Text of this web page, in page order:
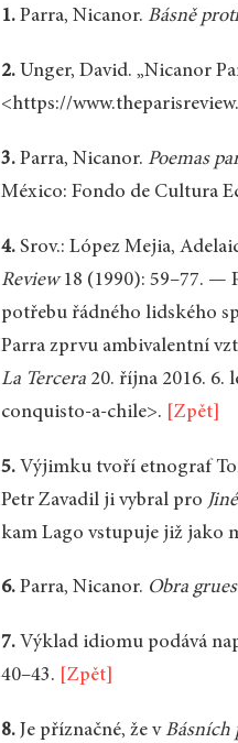
1. Parra, Nicanor.Básně
2. Unger, David. „Nicanor
<https://
3. Parra, Nicanor. Poemas
México: Fondo de Cultura
4. Srov.: López Mejia,
Review18 (1990): 59–77. —
potřebu řádného lidského
Parra zprvu ambivalentní
La Tercera 20. října 2016. 6.
conquisto-a-chile>.
[Zpět]
5. Výjimku tvoří etnograf
Petr Zavadil ji vybral pro
kam Lago vstupuje již jako
6. Parra, Nicanor. Obra
7. Výklad idiomu podává
40–43.
[Zpět]
8. Je příznačné, že vBásních